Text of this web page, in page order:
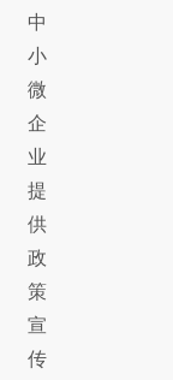
中
小
微
企
业
提
供
政
策
宣
传